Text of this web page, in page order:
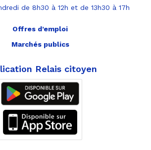
de 8h30 à 12h et de 13h30 à 17h
Offres d’emploi
Marchés publics
Relais citoyen